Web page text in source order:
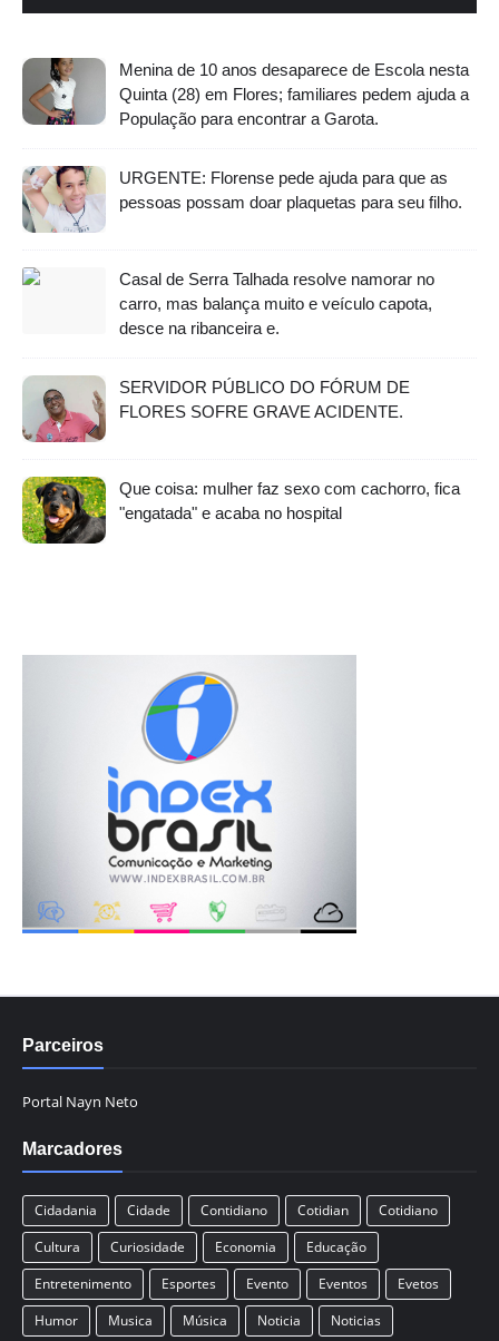
Menina de 10 anos desaparece de Escola nesta
Quinta (28) em Flores; familiares pedem ajuda a
População para encontrar a Garota.
URGENTE: Florense pede ajuda para que as
pessoas possam doar plaquetas para seu filho.
Casal de Serra Talhada resolve namorar no
carro, mas balança muito e veículo capota,
desce na ribanceira e.
SERVIDOR PÚBLICO DO FÓRUM DE
FLORES SOFRE GRAVE ACIDENTE.
Que coisa: mulher faz sexo com cachorro, fica
"engatada" e acaba no hospital
Parceiros
Portal Nayn Neto
Marcadores
Cidadania Cidade Contidiano Cotidian
Cotidiano
Cultura
Curiosidade Economia
Educação
Entretenimento
Esportes Evento Eventos
Evetos
Humor
Musica Música Noticia Noticias